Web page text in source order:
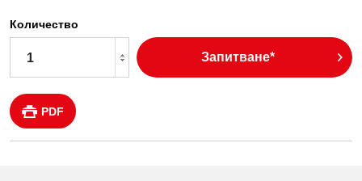
Количество
Запитване*
PDF